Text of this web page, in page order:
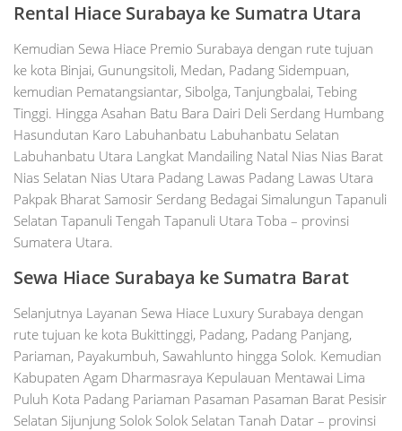
Rental Hiace Surabaya ke Sumatra Utara
Kemudian Sewa Hiace Premio Surabaya dengan rute tujuan
ke kota Binjai, Gunungsitoli, Medan, Padang Sidempuan,
kemudian Pematangsiantar, Sibolga, Tanjungbalai, Tebing
Tinggi. Hingga Asahan Batu Bara Dairi Deli Serdang Humbang
Hasundutan Karo Labuhanbatu Labuhanbatu Selatan
Labuhanbatu Utara Langkat Mandailing Natal Nias Nias Barat
Nias Selatan Nias Utara Padang Lawas Padang Lawas Utara
Pakpak Bharat Samosir Serdang Bedagai Simalungun Tapanuli
Selatan Tapanuli Tengah Tapanuli Utara Toba – provinsi
Sumatera Utara.
Sewa Hiace Surabaya ke Sumatra Barat
Selanjutnya Layanan Sewa Hiace Luxury Surabaya dengan
rute tujuan ke kota Bukittinggi, Padang, Padang Panjang,
Pariaman, Payakumbuh, Sawahlunto hingga Solok. Kemudian
Kabupaten Agam Dharmasraya Kepulauan Mentawai Lima
Puluh Kota Padang Pariaman Pasaman Pasaman Barat Pesisir
Selatan Sijunjung Solok Solok Selatan Tanah Datar – provinsi